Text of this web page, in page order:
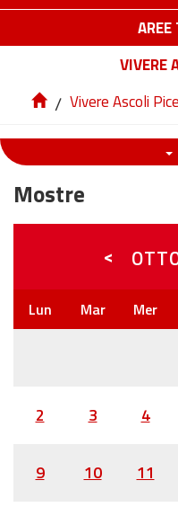
VIVERE
/ Vivere Ascoli
Mostre
<
2 3 4
9 10 11